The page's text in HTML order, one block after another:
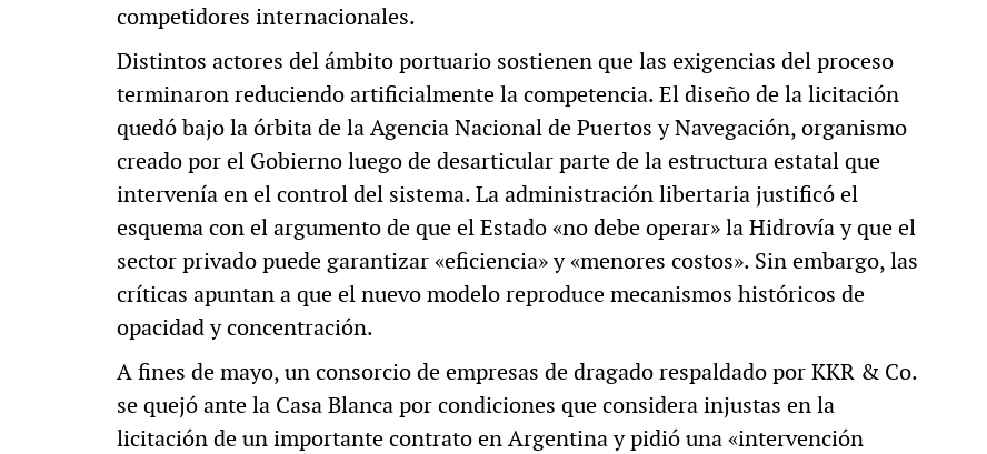
competidores internacionales.
Distintos actores del ámbito portuario sostienen que las exigencias del proceso
terminaron reduciendo artificialmente la competencia. El diseño de la licitación
quedó bajo la órbita de la Agencia Nacional de Puertos y Navegación, organismo
creado por el Gobierno luego de desarticular parte de la estructura estatal que
intervenía en el control del sistema. La administración libertaria justificó el
esquema con el argumento de que el Estado «no debe operar» la Hidrovía y que el
sector privado puede garantizar «eficiencia» y «menores costos». Sin embargo, las
críticas apuntan a que el nuevo modelo reproduce mecanismos históricos de
opacidad y concentración.
A fines de mayo, un consorcio de empresas de dragado respaldado por KKR & Co.
se quejó ante la Casa Blanca por condiciones que considera injustas en la
licitación de un importante contrato en Argentina y pidió una «intervención